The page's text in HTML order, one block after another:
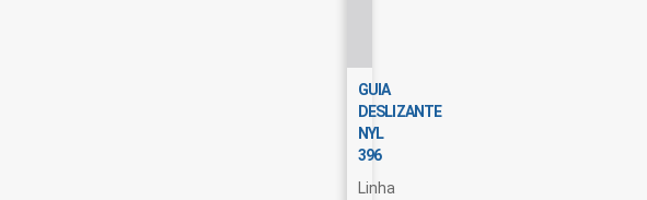
GUIA
DESLIZANTE
NYL
396
Linha